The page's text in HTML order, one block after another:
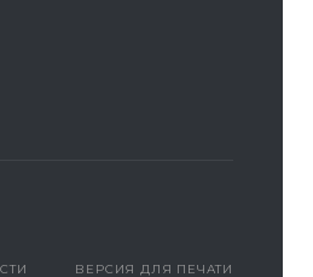
ВЕРСИЯ ДЛЯ ПЕЧАТИ